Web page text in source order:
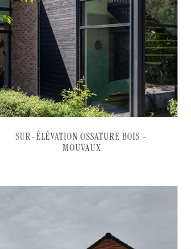
SUR-ÉLÉVATION OSSATURE BOIS –
MOUVAUX